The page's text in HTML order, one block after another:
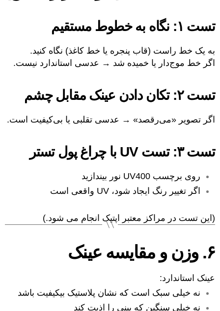
تست ۱: نگاه به خطوط مستقیم
به یک خط راست (قاب پنجره یا خط کاغذ) نگاه کنید.
اگر خط موج‌دار یا خمیده شد → عدسی استاندارد نیست.
تست ۲: تکان دادن عینک مقابل چشم
اگر تصویر «می‌رقصد» → عدسی تقلبی یا بی‌کیفیت است.
تست ۳: تست UV با چراغ پول تستر
روی برچسب UV400 نور بیندازید
اگر تغییر رنگ ایجاد شود، UV واقعی است
(این تست در مراکز معتبر اپتیک انجام می شود.)
۶. وزن و مقایسه عینک
عینک استاندارد:
نه خیلی سبک است که نشان پلاستیک بیکیفیت باشد
نه خیلی سنگین که بینی را اذیت کند